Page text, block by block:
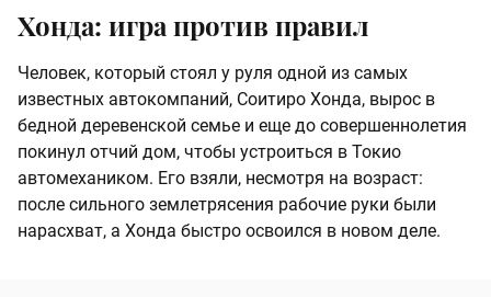
Хонда: игра против правил
Человек, который стоял у руля одной из самых
известных автокомпаний, Соитиро Хонда, вырос в
бедной деревенской семье и еще до совершеннолетия
покинул отчий дом, чтобы устроиться в Токио
автомехаником. Его взяли, несмотря на возраст:
после сильного землетрясения рабочие руки были
нарасхват, а Хонда быстро освоился в новом деле.